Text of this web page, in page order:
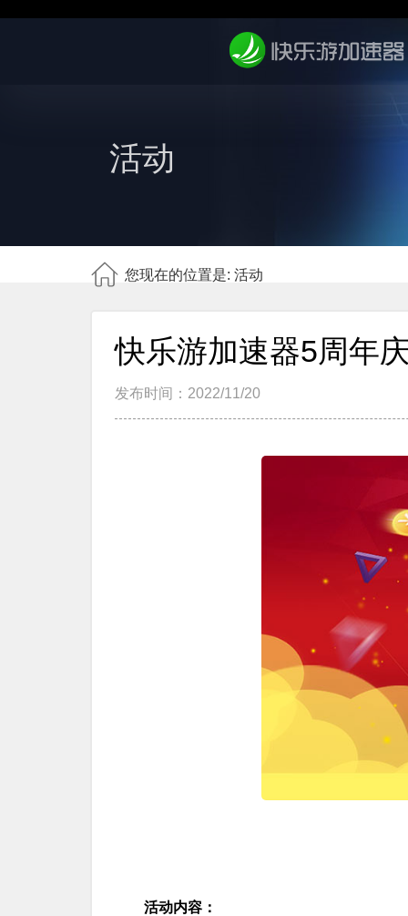
活动
您现在的位置是: 活动
快乐游加速器5周年
发布时间：2022/11/20
活动内容：